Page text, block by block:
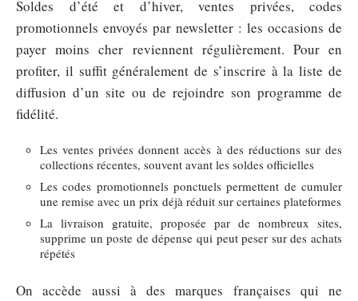
Soldes d’été et d’hiver, ventes privées, codes
promotionnels envoyés par newsletter : les occasions de
payer moins cher reviennent régulièrement. Pour en
profiter, il suffit généralement de s’inscrire à la liste de
diffusion d’un site ou de rejoindre son programme de
fidélité.
Les ventes privées donnent accès à des réductions sur des
collections récentes, souvent avant les soldes officielles
Les codes promotionnels ponctuels permettent de cumuler
une remise avec un prix déjà réduit sur certaines plateformes
La livraison gratuite, proposée par de nombreux sites,
supprime un poste de dépense qui peut peser sur des achats
répétés
On accède aussi à des marques françaises qui ne